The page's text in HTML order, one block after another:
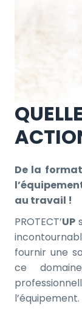
De la
au travail !
PROTECT’UP
fournir une
ce
l’équipement.